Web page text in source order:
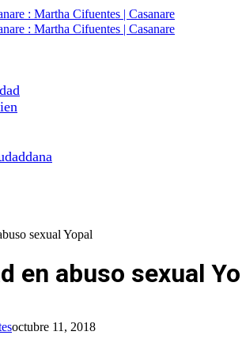
sexual Yopal
en abuso sexual
octubre 11, 2018